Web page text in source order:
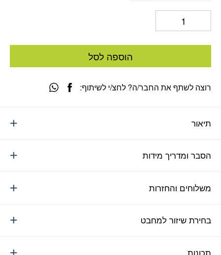
הוספה לסל
תיאור
הסבר ומדריך מידות
משלוחים והחזרות
בחירת שיזור למחבט
תכונות
רוצה לשתף את החבר/ה? לחצ/י לשיתוף: